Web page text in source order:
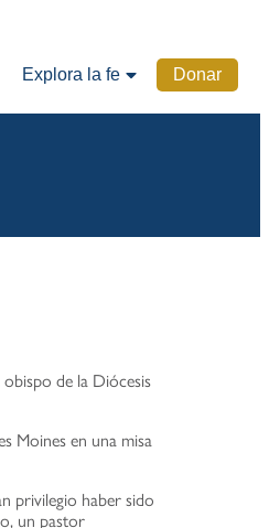
Explora la fe Donar
de la Diócesis
Moines en una misa
privilegio haber sido
un pastor